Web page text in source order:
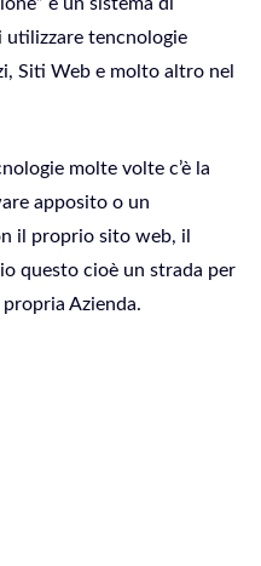
utilizzare tencnologie
Siti Web e molto altro nel
molte volte c’è la
apposito o un
il proprio sito web, il
questo cioè un strada per
Azienda.